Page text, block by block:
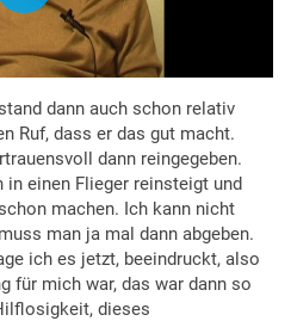
dann auch schon relativ
Ruf, dass er das gut macht.
dann reingegeben.
in einen Flieger reinsteigt und
machen. Ich kann nicht
man ja mal dann abgeben.
ich es jetzt, beeindruckt, also
für mich war, das war dann so
dieses